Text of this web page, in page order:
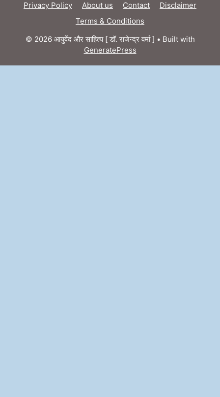
Privacy Policy About us Contact
Disclaimer
Terms & Conditions
© 2026 आयुर्वेद और साहित्य [ डॉ. राजेन्द्र वर्मा ] • Built with
GeneratePress